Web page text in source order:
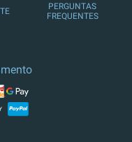
PERGUNTAS
FREQUENTES